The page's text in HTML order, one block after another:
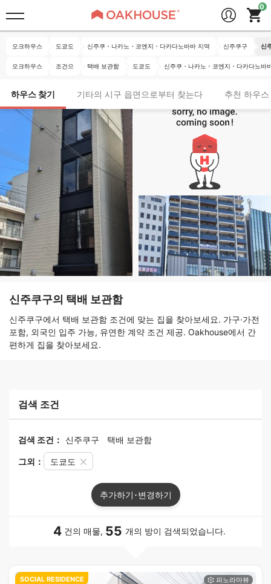
오크하우스 도쿄도 신주쿠・나카노・코엔지・다카다노바바 지역 신주쿠구 신
오크하우스 조건으 택배 보관함 도쿄도 신주쿠・나카노・코엔지・다카다노바
하우스 찾기 기타의 시구 읍면으로부터 찾는다 추천 하우스
신주쿠구의 택배 보관함
신주쿠구에서 택배 보관함 조건에 맞는 집을 찾아보세요. 가구·가전
포함, 외국인 입주 가능, 유연한 계약 조건 제공. Oakhouse에서 간
편하게 집을 찾아보세요.
검색 조건
검색 조건： 신주쿠구 택배 보관함
그외： 도쿄도
추가하기･변경하기
4 건의 매물, 55 개의 방이 검색되었습니다.
SOCIAL RESIDENCE